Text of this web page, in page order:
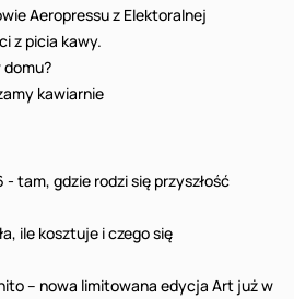
Aeropressu z Elektoralnej
z picia kawy.
domu?
kawiarnie
tam, gdzie rodzi się przyszłość
ile kosztuje i czego się
– nowa limitowana edycja Art już w